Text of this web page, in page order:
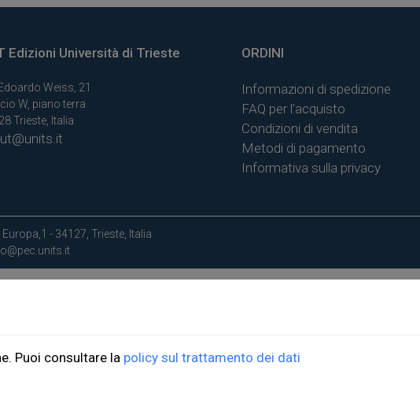
Edizioni Università di Trieste
Weiss, 21
W, piano terra
Trieste, Italia
ORDINI
Informazioni di spedizione
FAQ per l'acquisto
Condizioni di vendita
Metodi di pagamento
Informativa sulla privacy
- 34127, Trieste, Italia
Puoi consultare la policy sul trattamento dei dati